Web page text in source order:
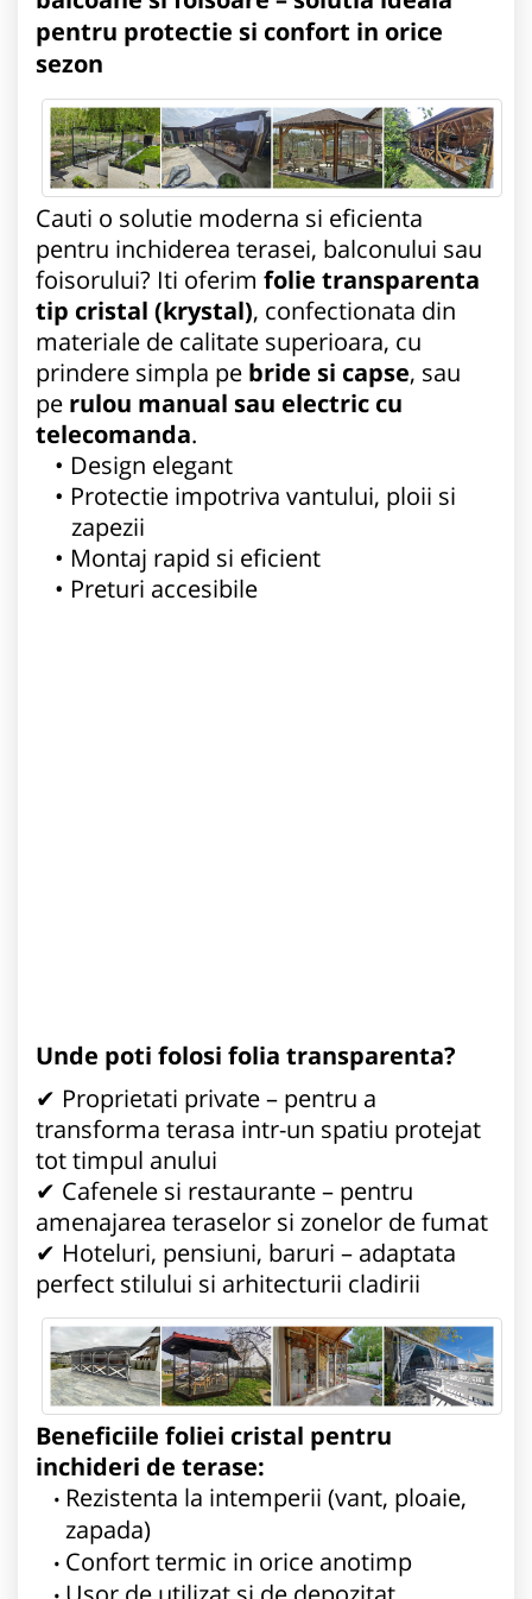
pentru protectie si confort in orice
sezon
Cauti o solutie moderna si eficienta
pentru inchiderea terasei, balconului sau
foisorului? Iti oferim folie transparenta
tip cristal (krystal), confectionata din
materiale de calitate superioara, cu
prindere simpla pe bride si capse, sau
pe rulou manual sau electric cu
telecomanda.
Design elegant
Protectie impotriva vantului, ploii si
zapezii
Montaj rapid si eficient
Preturi accesibile
Unde poti folosi folia transparenta?
✔ Proprietati private – pentru a
transforma terasa intr-un spatiu protejat
tot timpul anului
✔ Cafenele si restaurante – pentru
amenajarea teraselor si zonelor de fumat
✔ Hoteluri, pensiuni, baruri – adaptata
perfect stilului si arhitecturii cladirii
Beneficiile foliei cristal pentru
inchideri de terase:
Rezistenta la intemperii (vant, ploaie,
zapada)
Confort termic in orice anotimp